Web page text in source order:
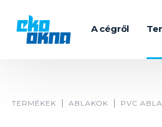
A cégről
TERMÉKEK ABLAKOK PVC